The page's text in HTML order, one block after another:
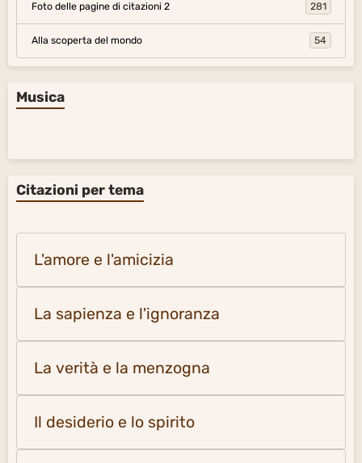
Foto delle pagine di citazioni 2 281
Alla scoperta del mondo 54
Musica
Citazioni per tema
L'amore e l'amicizia
La sapienza e l'ignoranza
La verità e la menzogna
Il desiderio e lo spirito